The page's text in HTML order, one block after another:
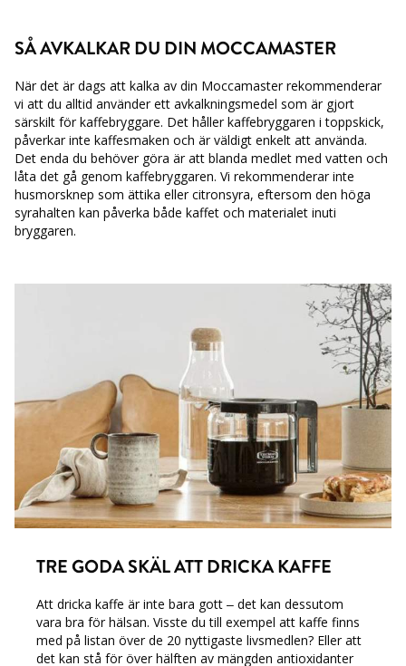
SÅ AVKALKAR DU DIN MOCCAMASTER
När det är dags att kalka av din Moccamaster rekommenderar
vi att du alltid använder ett avkalkningsmedel som är gjort
särskilt för kaffebryggare. Det håller kaffebryggaren itoppskick,
påverkar inte kaffesmaken och är väldigt enkelt att använda.
Det enda du behöver göra är att blanda medlet med vatten och
låta det gå genom kaffebryggaren. Vi rekommenderar inte
husmorsknep som ättika eller citronsyra, eftersom den höga
syrahalten kan påverka både kaffet och materialet inuti
bryggaren.
TRE GODA SKÄL ATT DRICKA KAFFE
Att dricka kaffe är inte bara gott – det kan dessutom
vara bra för hälsan. Visste du till exempel att kaffe finns
med på listan över de 20 nyttigaste livsmedlen? Eller att
det kan stå för över hälften av mängden antioxidanter